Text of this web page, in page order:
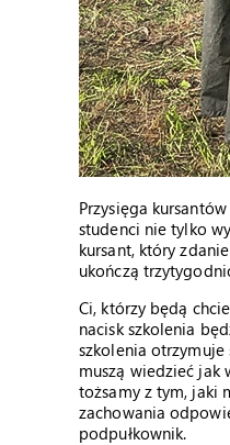
Przysięga
studenci nie tylko
kursant, który
ukończą
Ci, którzy będą
nacisk szkolenia
szkolenia otrzymuje
muszą wiedzieć jak
tożsamy z tym, jaki
zachowania
podpułkownik.